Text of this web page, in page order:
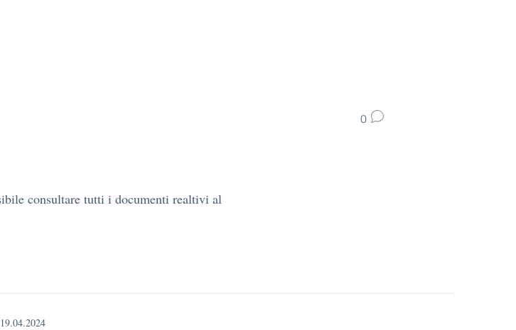
0
consultare tutti i documenti realtivi al
19.04.2024